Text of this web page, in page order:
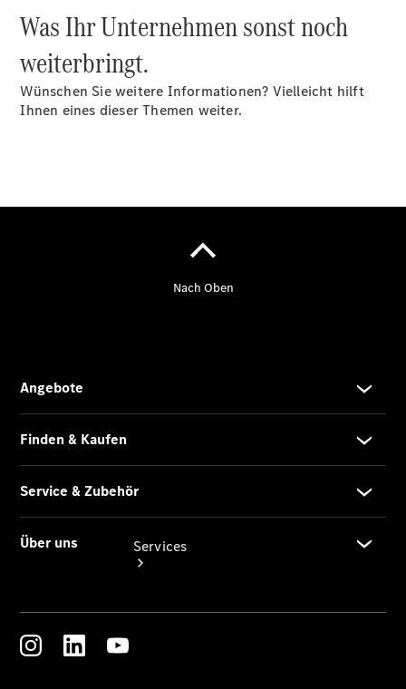
Citan
Kastenwagen
eCitan
eCitan
Auf- und
Umbaulösungen
Services
Was Ihr Unternehmen sonst noch
weiterbringt.
Wünschen Sie weitere Informationen? Vielleicht hilft
Ihnen eines dieser Themen weiter.